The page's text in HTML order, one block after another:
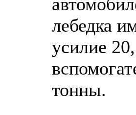
лебедка
усилие
тонны.